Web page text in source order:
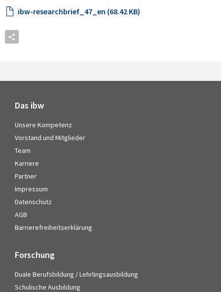
ibw-researchbrief_47_en (68.42 KB)
Das ibw
Unsere Kompetenz
Vorstand und Mitglieder
Team
Karriere
Partner
Impressum
Datenschutz
AGB
Barrierefreiheitserklärung
Forschung
Duale Berufsbildung / Lehrlingsausbildung
Schulische Ausbildung